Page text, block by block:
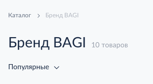
Каталог Бренд BAGI
Бренд BAGI 10 товаров
Популярные